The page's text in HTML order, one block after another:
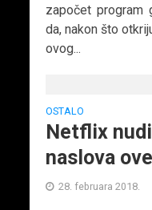
započet
da, nakon što
ovog...
OSTALO
Netflix
naslova
28. februara 2018.